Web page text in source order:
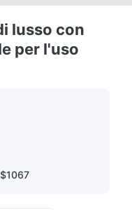
lusso con
per l'uso